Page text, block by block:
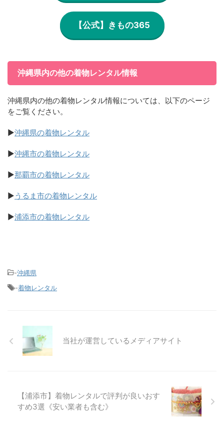
【公式】きもの365
沖縄県内の他の着物レンタル情報
沖縄県内の他の着物レンタル情報については、以下のページ
をご覧ください。
▶沖縄県の着物レンタル
▶沖縄市の着物レンタル
▶那覇市の着物レンタル
▶うるま市の着物レンタル
▶浦添市の着物レンタル
-沖縄県
-着物レンタル
当社が運営しているメディアサイト
【浦添市】着物レンタルで評判が良いおす
すめ3選《安い業者も含む》